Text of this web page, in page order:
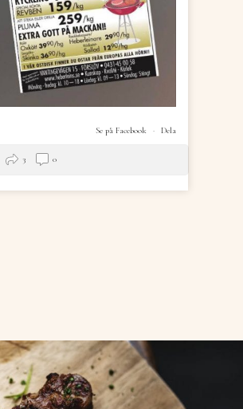
Se på Facebook · Dela
3 0